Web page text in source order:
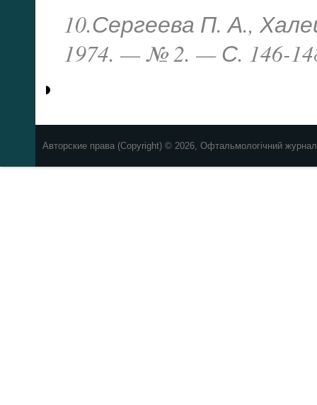
10.Сергеева П. А.,
1974. — № 2. — С. 146-
Авторские права (Copyright) © 2026, Офтальмологічний